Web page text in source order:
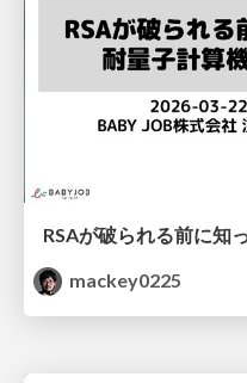
mackey0225